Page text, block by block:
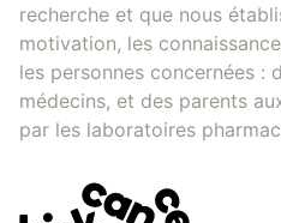
recherche et que nous
motivation, les
les personnes concernées :
médecins, et des parents
par les laboratoires